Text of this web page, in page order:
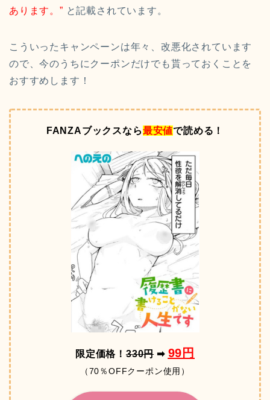
あります。” と記載されています。
こういったキャンペーンは年々、改悪化されています
ので、今のうちにクーポンだけでも貰っておくことを
おすすめします！
FANZAブックスなら最安値で読める！
限定価格！ 330円➡ 99円
（70％OFFクーポン使用）